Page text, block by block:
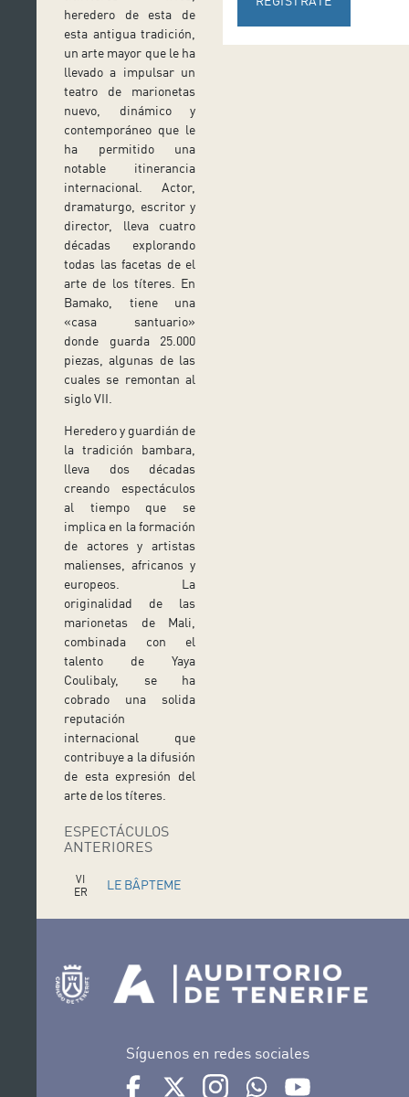
heredero de esta de
esta antigua tradición,
un arte mayor que le ha
llevado a impulsar un
teatro de marionetas
nuevo, dinámico y
contemporáneo que le
ha permitido una
notable itinerancia
internacional. Actor,
dramaturgo, escritor y
director, lleva cuatro
décadas explorando
todas las facetas de el
arte de los títeres. En
Bamako, tiene una
«casa santuario»
donde guarda 25.000
piezas, algunas de las
cuales se remontan al
siglo VII.
Heredero y guardián de
la tradición bambara,
lleva dos décadas
creando espectáculos
al tiempo que se
implica en la formación
de actores y artistas
malienses, africanos y
europeos. La
originalidad de las
marionetas de Mali,
combinada con el
talento de Yaya
Coulibaly, se ha
cobrado una solida
reputación
internacional que
contribuye a la difusión
de esta expresión del
arte de los títeres.
ESPECTÁCULOS
ANTERIORES
VI
ER
ES
LE BÂPTEME
Síguenos en redes sociales
Ir a perfil de Auditorio de Tenerife en Facebook
Ir a perfil de Auditorio de Tenerife en
Ir a perfil de Auditorio de
Ir al Boletín Whatsapp